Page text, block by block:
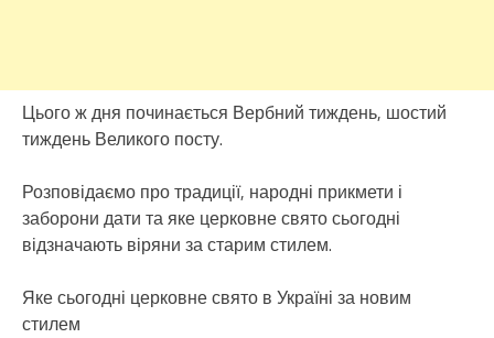
Цього ж дня починається Вербний тиждень, шостий
тиждень Великого посту.
Розповідаємо про традиції, народні прикмети і
заборони дати та яке церковне свято сьогодні
відзначають віряни за старим стилем.
Яке сьогодні церковне свято в Україні за новим
стилем